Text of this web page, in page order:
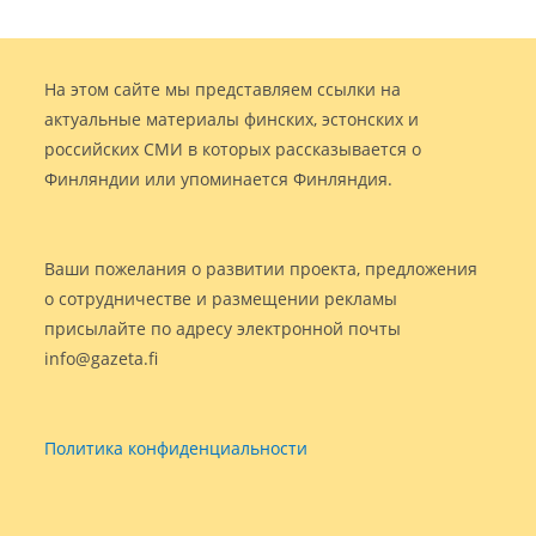
На этом сайте мы представляем ссылки на
актуальные материалы финских, эстонских и
российских СМИ в которых рассказывается о
Финляндии или упоминается Финляндия.
Ваши пожелания о развитии проекта, предложения
о сотрудничестве и размещении рекламы
присылайте по адресу электронной почты
info@gazeta.fi
Политика конфиденциальности